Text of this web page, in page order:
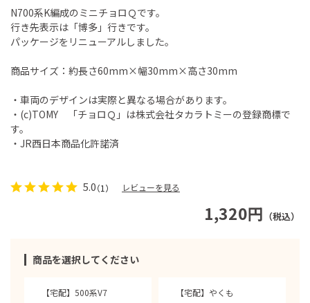
1,320円 （税込）
商品を選択してください
【宅配】500系V7 【宅配】やくも
N700系K編成のミニチョロＱです。
行き先表示は「博多」行きです。
パッケージをリニューアルしました。
商品サイズ：約長さ60mm×幅30mm×高さ30mm
・車両のデザインは実際と異なる場合があります。
・(c)TOMY 「チョロＱ」は株式会社タカラトミーの登録商標で
す。
・JR西日本商品化許諾済
5.0（1） レビューを見る